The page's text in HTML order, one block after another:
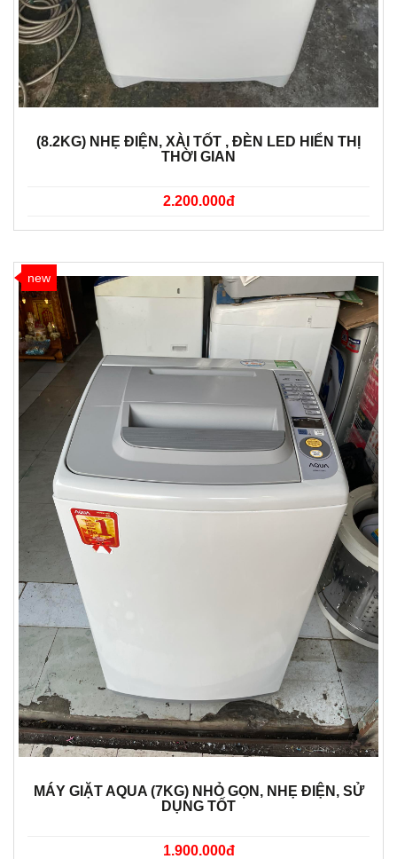
(8.2KG) NHẸ ĐIỆN, XÀI TỐT , ĐÈN LED HIỂN THỊ
THỜI GIAN
2.200.000đ
new
MÁY GIẶT AQUA (7KG) NHỎ GỌN, NHẸ ĐIỆN, SỬ
DỤNG TỐT
1.900.000đ